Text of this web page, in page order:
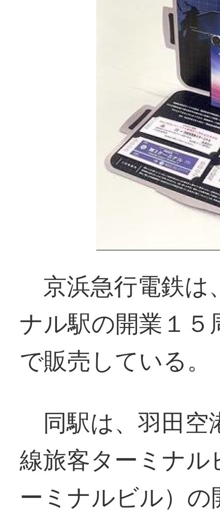
京浜急行電鉄は
ナル駅の開業１５
で販売している。
同駅は、羽田空
線旅客ターミナ
ーミナルビル）